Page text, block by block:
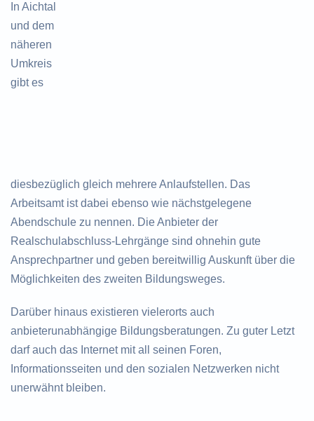
In Aichtal
und dem
näheren
Umkreis
gibt es
diesbezüglich gleich mehrere Anlaufstellen. Das
Arbeitsamt ist dabei ebenso wie nächstgelegene
Abendschule zu nennen. Die Anbieter der
Realschulabschluss-Lehrgänge sind ohnehin gute
Ansprechpartner und geben bereitwillig Auskunft über die
Möglichkeiten des zweiten Bildungsweges.
Darüber hinaus existieren vielerorts auch
anbieterunabhängige Bildungsberatungen. Zu guter Letzt
darf auch das Internet mit all seinen Foren,
Informationsseiten und den sozialen Netzwerken nicht
unerwähnt bleiben.